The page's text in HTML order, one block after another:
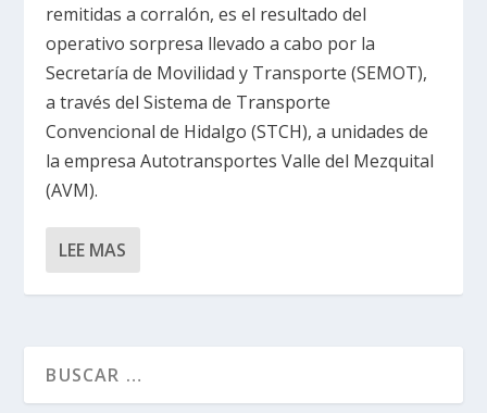
remitidas a corralón, es el resultado del
operativo sorpresa llevado a cabo por la
Secretaría de Movilidad y Transporte (SEMOT),
a través del Sistema de Transporte
Convencional de Hidalgo (STCH), a unidades de
la empresa Autotransportes Valle del Mezquital
(AVM).
LEE MAS